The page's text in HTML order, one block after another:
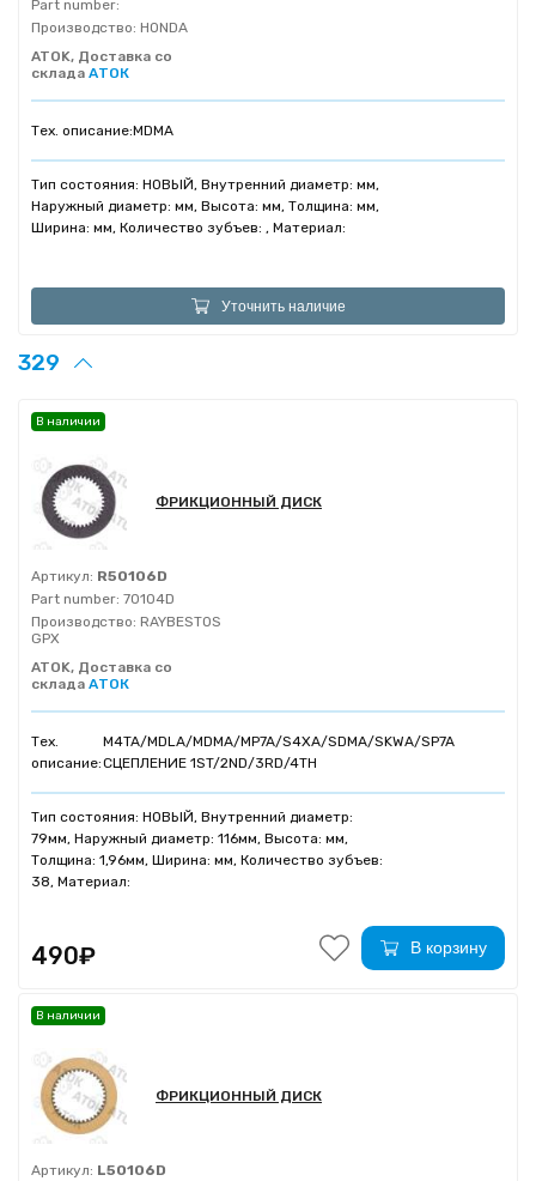
Part number:
Производство: HONDA
ATOK, Доставка со
склада АТОК
Тех. описание:MDMA
Тип состояния: НОВЫЙ, Внутренний диаметр: мм,
Наружный диаметр: мм, Высота: мм, Толщина: мм,
Ширина: мм, Количество зубъев: , Материал:
Уточнить наличие
329
ФРИКЦИОННЫЙ ДИСК
Артикул: R50106D
Part number: 70104D
Производство: RAYBESTOS
GPX
ATOK, Доставка со
склада АТОК
Тех.
описание:
M4TA/MDLA/MDMA/MP7A/S4XA/SDMA/SKWA/SP7A
СЦЕПЛЕНИЕ 1ST/2ND/3RD/4TH
Тип состояния: НОВЫЙ, Внутренний диаметр:
79мм, Наружный диаметр: 116мм, Высота: мм,
Толщина: 1,96мм, Ширина: мм, Количество зубъев:
38, Материал:
В наличии
490₽ В корзину
ФРИКЦИОННЫЙ ДИСК
Артикул: L50106D
В наличии